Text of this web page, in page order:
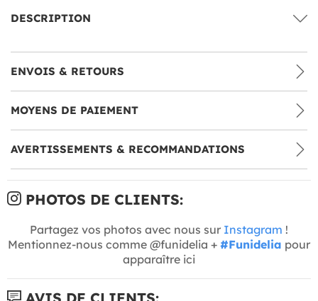
DESCRIPTION
ENVOIS & RETOURS
MOYENS DE PAIEMENT
AVERTISSEMENTS & RECOMMANDATIONS
PHOTOS DE CLIENTS:
Partagez vos photos avec nous sur Instagram !
Mentionnez-nous comme @funidelia + #Funidelia pour
apparaître ici